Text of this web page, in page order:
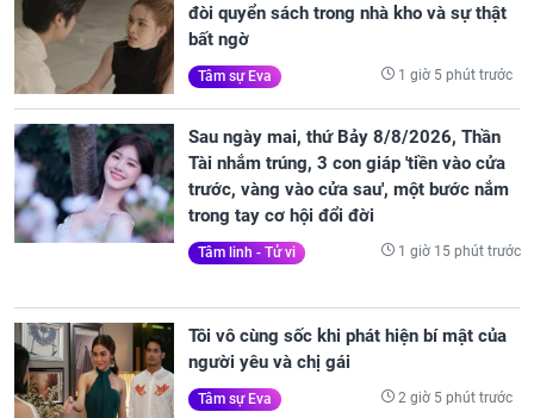
đòi quyển sách trong nhà kho và sự thật
bất ngờ
Tâm sự Eva 1 giờ 5 phút trước
Sau ngày mai, thứ Bảy 8/8/2026, Thần
Tài nhắm trúng, 3 con giáp 'tiền vào cửa
trước, vàng vào cửa sau', một bước nắm
trong tay cơ hội đổi đời
Tâm linh - Tử vi 1 giờ 15 phút trước
Tôi vô cùng sốc khi phát hiện bí mật của
người yêu và chị gái
Tâm sự Eva 2 giờ 5 phút trước